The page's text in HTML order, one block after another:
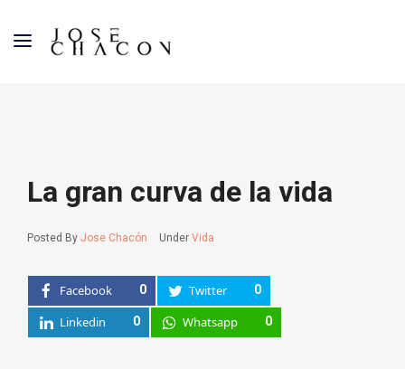
La gran curva de la vida
Posted By Jose Chacón Under Vida
Facebook 0 Twitter 0
Linkedin 0 Whatsapp 0